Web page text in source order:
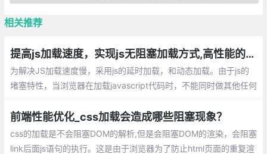
相关推荐
提高js加载速度，实现js无阻塞加载方式,高性能的加载执行JavaScript
为解决JS加载速度慢，采用js的延时加载，和动态加载。由于js的
堵塞特性，当浏览器在加载javascript代码时，不能同时做其他任何
久。
前端性能优化_css加载会造成哪些阻塞现象？
css的加载是不会阻塞DOM的解析,但是会阻塞DOM的渲染，会阻塞
link后面js语句的执行。这是由于浏览器为了防止html页面的重复渲